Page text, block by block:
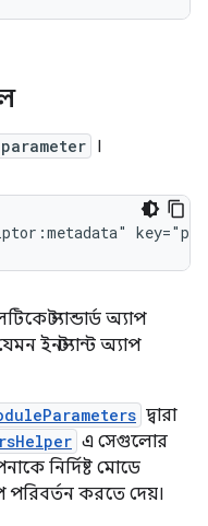
parameter ।
স্ট্যান্ডার্ড অ্যাপ
ইনস্ট্যান্ট অ্যাপ
দ্বারা
এ সেগুলোর
নির্দিষ্ট মোডে
করতে দেয়।